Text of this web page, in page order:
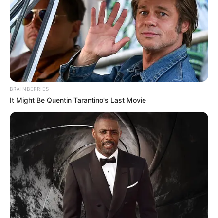
BRAINBERRIES
It Might Be Quentin Tarantino's Last Movie